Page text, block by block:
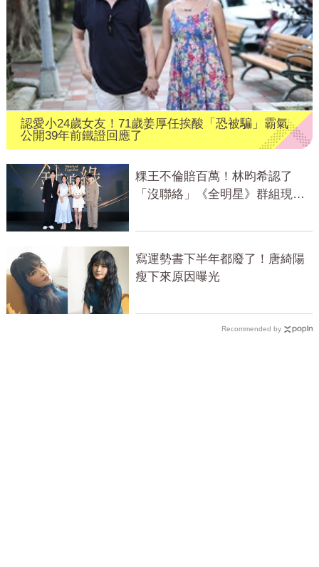
認愛小24歲女友！71歲姜厚任挨酸「恐被騙」霸氣
公開39年前鐵證回應了
粿王不倫賠百萬！林昀希認了
「沒聯絡」《全明星》群組現況
寫運勢書下半年都廢了！唐綺陽
瘦下來原因曝光
Recommended by